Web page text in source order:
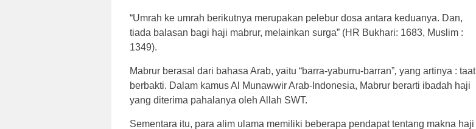
“Umrah ke umrah berikutnya merupakan pelebur dosa antara keduanya. Dan,
tiada balasan bagi haji mabrur, melainkan surga” (HR Bukhari: 1683, Muslim :
1349).
Mabrur berasal dari bahasa Arab, yaitu “barra-yaburru-barran”, yang artinya : taat
berbakti. Dalam kamus Al Munawwir Arab-Indonesia, Mabrur berarti ibadah haji
yang diterima pahalanya oleh Allah SWT.
Sementara itu, para alim ulama memiliki beberapa pendapat tentang makna haji